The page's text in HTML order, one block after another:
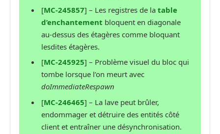
[MC-245857] – Les registres de la table
d’enchantement bloquent en diagonale
au-dessus des étagères comme bloquant
lesdites étagères.
[MC-245925] – Problème visuel du bloc qui
tombe lorsque l’on meurt avec
doImmediateRespawn
[MC-246465] – La lave peut brûler,
endommager et détruire des entités côté
client et entraîner une désynchronisation.